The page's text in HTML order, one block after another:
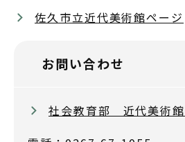
佐久市立近代美術館ページ
お問い合わせ
社会教育部 近代美術館